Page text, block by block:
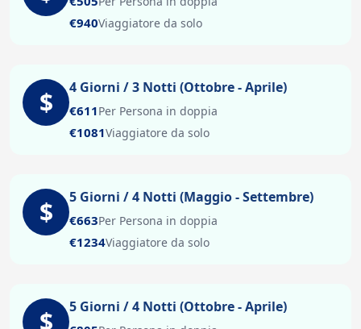
€940Viaggiatore da solo
$ 4 Giorni / 3 Notti (Ottobre - Aprile)
€611Per Persona in doppia
€1081Viaggiatore da solo
$ 5 Giorni / 4 Notti (Maggio - Settembre)
€663Per Persona in doppia
€1234Viaggiatore da solo
$ 5 Giorni / 4 Notti (Ottobre - Aprile)